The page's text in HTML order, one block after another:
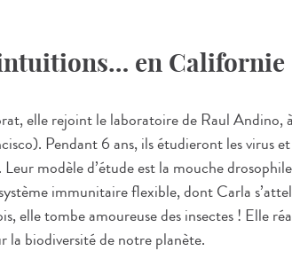
en Californie
elle rejoint le laboratoire de Raul Andino,
Pendant 6 ans, ils étudieront les virus et
modèle d’étude est la mouche
immunitaire flexible, dont Carla
elle tombe amoureuse des insectes ! Elle
la biodiversité de notre planète.